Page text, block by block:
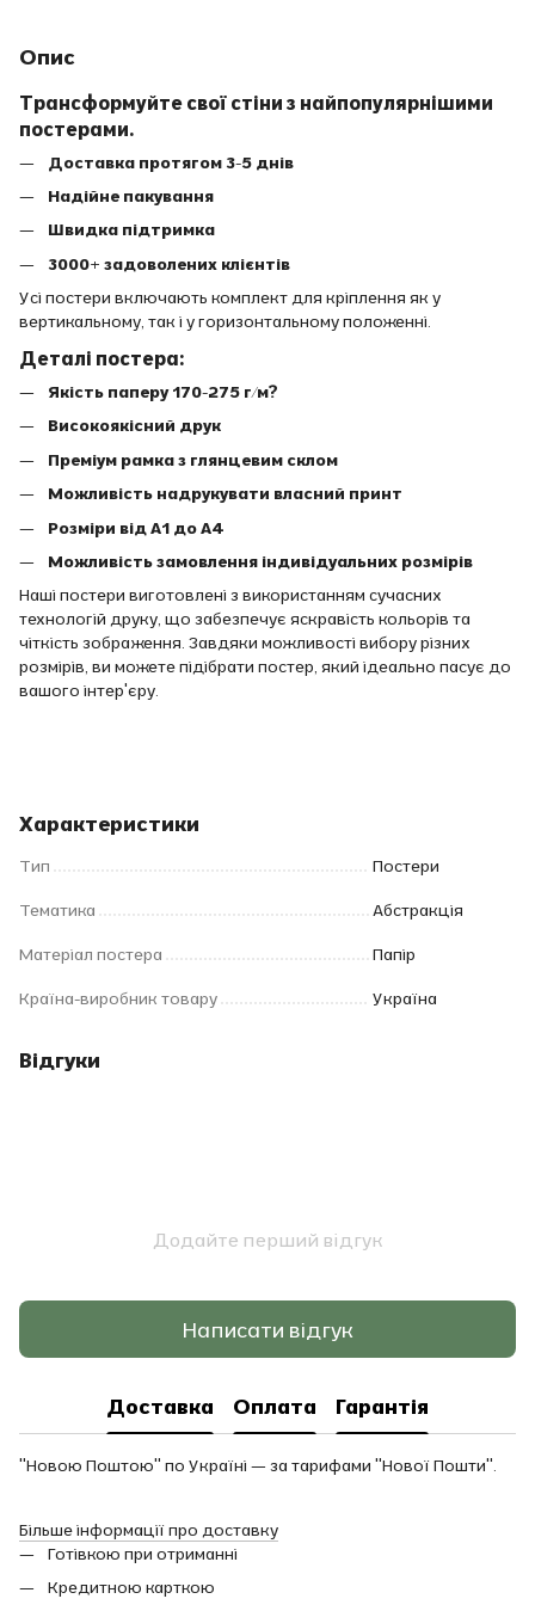
Опис
Трансформуйте свої стіни з найпопулярнішими
постерами.
Доставка протягом 3-5 днів
Надійне пакування
Швидка підтримка
3000+ задоволених клієнтів
Усі постери включають комплект для кріплення як у
вертикальному, так і у горизонтальному положенні.
Деталі постера:
Якість паперу 170-275 г/м?
Високоякісний друк
Преміум рамка з глянцевим склом
Можливість надрукувати власний принт
Розміри від A1 до A4
Можливість замовлення індивідуальних розмірів
Наші постери виготовлені з використанням сучасних
технологій друку, що забезпечує яскравість кольорів та
чіткість зображення. Завдяки можливості вибору різних
розмірів, ви можете підібрати постер, який ідеально пасує до
вашого інтер'єру.
Характеристики
Тип Постери
Тематика Абстракція
Матеріал постера Папір
Країна-виробник товару Україна
Відгуки
Додайте перший відгук
Написати відгук
Доставка Оплата Гарантія
"Новою Поштою" по Україні — за тарифами "Нової Пошти".
Більше інформації про доставку
Готівкою при отриманні
Кредитною карткою